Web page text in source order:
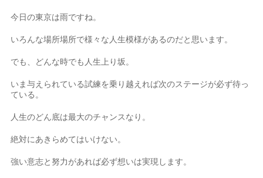
今日の東京は雨ですね。
いろんな場所場所で様々な人生模様があるのだと思います。
でも、どんな時でも人生上り坂。
いま与えられている試練を乗り越えれば次のステージが必ず待っ
ている。
人生のどん底は最大のチャンスなり。
絶対にあきらめてはいけない。
強い意志と努力があれば必ず想いは実現します。